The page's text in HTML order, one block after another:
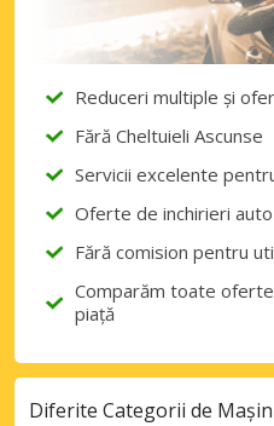
Reduceri multiple și
Fără Cheltuieli Ascunse
Servicii excelente
Oferte de inchirieri
Fără comision pentru
Comparăm toate
piață
Diferite Categorii de